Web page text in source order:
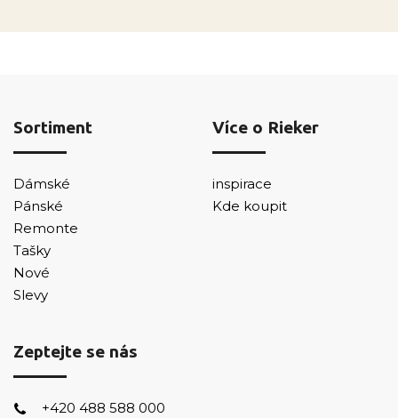
Sortiment
Dámské
Pánské
Remonte
Tašky
Nové
Slevy
Více o Rieker
inspirace
Kde koupit
Zeptejte se nás
+420 488 588 000